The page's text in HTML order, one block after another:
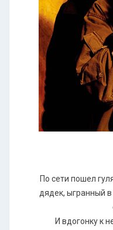
По сети пошел
дядек, ыгранный
И вдогонку к